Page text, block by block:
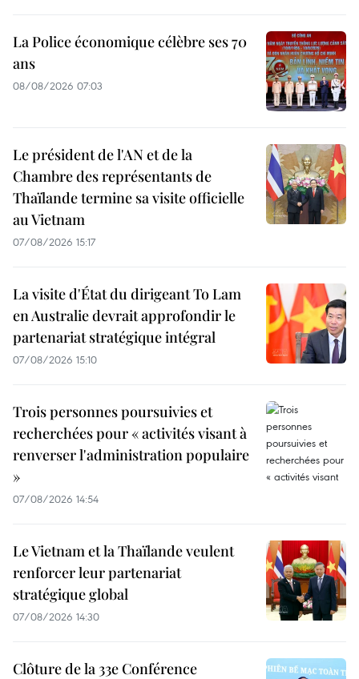
La Police économique célèbre ses 70
ans
08/08/2026 07:03
Le président de l'AN et de la
Chambre des représentants de
Thaïlande termine sa visite officielle
au Vietnam
07/08/2026 15:17
La visite d'État du dirigeant To Lam
en Australie devrait approfondir le
partenariat stratégique intégral
07/08/2026 15:10
Trois personnes poursuivies et
recherchées pour « activités visant à
renverser l'administration populaire
»
07/08/2026 14:54
Le Vietnam et la Thaïlande veulent
renforcer leur partenariat
stratégique global
07/08/2026 14:30
Clôture de la 33e Conférence